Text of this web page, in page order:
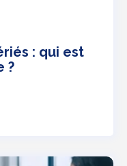
: qui est
?